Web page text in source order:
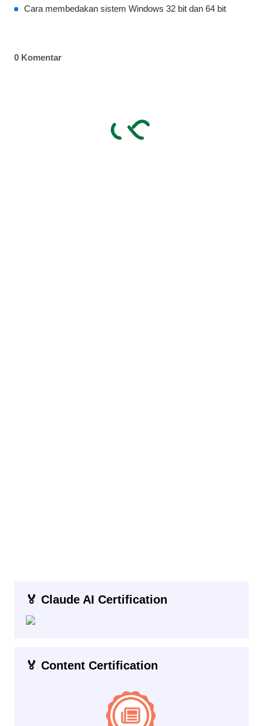
Cara membedakan sistem Windows 32 bit dan 64 bit
0 Komentar
🏅 Claude AI Certification
🏅 Content Certification